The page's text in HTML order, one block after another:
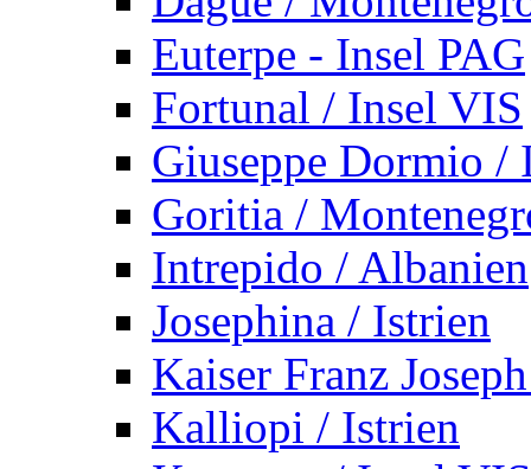
Euterpe - Insel PAG
Fortunal / Insel VIS
Giuseppe Dormio /
Goritia /
Intrepido / Albanien
Josephina / Istrien
Kaiser Franz
Kalliopi / Istrien